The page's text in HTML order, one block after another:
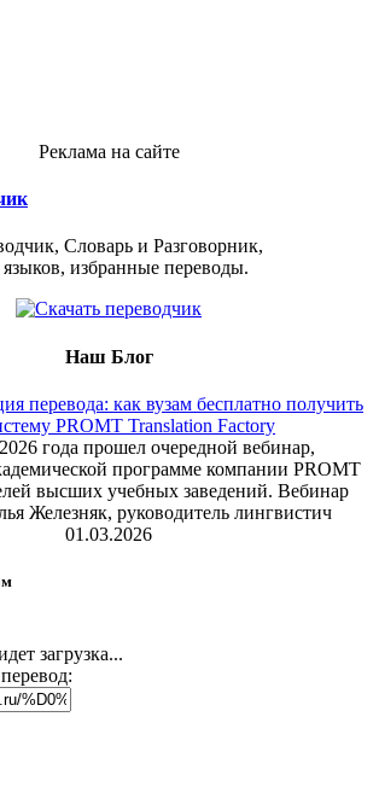
Реклама на сайте
Словарь и Разговорник,
избранные переводы.
Наш Блог
перевода: как вузам бесплатно получить
PROMT Translation Factory
года прошел очередной вебинар,
программе компании PROMT
высших учебных заведений. Вебинар
Железняк, руководитель лингвистич
01.03.2026
загрузка...